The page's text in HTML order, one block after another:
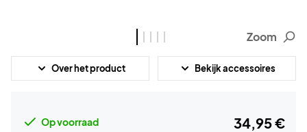
Zoom
Over het product Bekijk accessoires
Op voorraad 34,95 €